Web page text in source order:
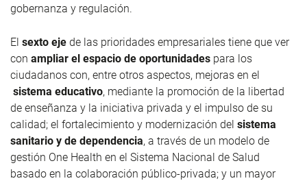
gobernanza y regulación.
El sexto eje de las prioridades empresariales tiene que ver
con ampliar el espacio de oportunidades para los
ciudadanos con, entre otros aspectos, mejoras en el
sistema educativo, mediante la promoción de la libertad
de enseñanza y la iniciativa privada y el impulso de su
calidad; el fortalecimiento y modernización del sistema
sanitario y de dependencia, a través de un modelo de
gestión One Health en el Sistema Nacional de Salud
basado en la colaboración público-privada; y un mayor